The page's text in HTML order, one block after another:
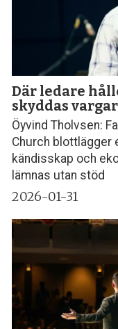
Där ledare
skyddas
Öyvind Tholvsen:
Church blottlägger
kändisskap och
lämnas utan stöd
2026-01-31